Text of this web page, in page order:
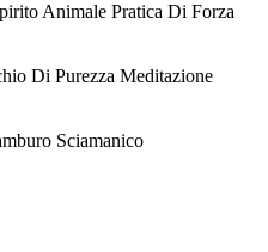
Animale Pratica Di Forza
Di Purezza Meditazione
Sciamanico